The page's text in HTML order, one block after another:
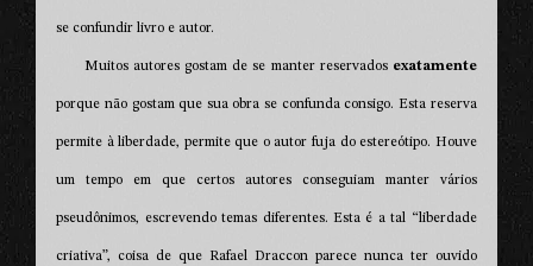
se confundir livro e autor.
Muitos autores gostam de se manter reservados exatamente
porque não gostam que sua obra se confunda consigo. Esta reserva
permite à liberdade, permite que o autor fuja do estereótipo. Houve
um tempo em que certos autores conseguiam manter vários
pseudônimos, escrevendo temas diferentes. Esta é a tal “liberdade
criativa”, coisa de que Rafael Draccon parece nunca ter ouvido